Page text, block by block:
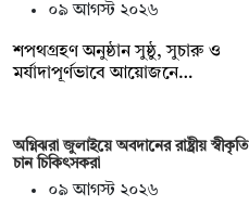
০৯ আগস্ট ২০২৬
শপথগ্রহণ অনুষ্ঠান সুষ্ঠু, সুচারু ও
মর্যাদাপূর্ণভাবে আয়োজনে…
অগ্নিঝরা জুলাইয়ে অবদানের রাষ্ট্রীয় স্বীকৃতি
চান চিকিৎসকরা
০৯ আগস্ট ২০২৬